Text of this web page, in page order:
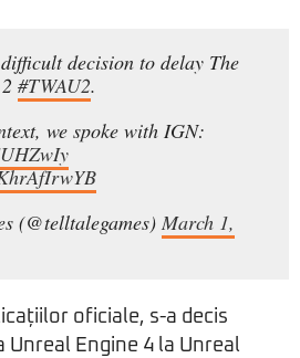
difficult decision to delay The
#TWAU2.
we spoke with IGN:
(@telltalegames) March 1,
oficiale, s-a decis
Unreal Engine 4 la Unreal